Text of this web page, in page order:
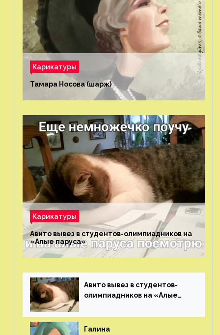
Карикатуры
Тамара Носова (шарж)⁠⁠
Карикатуры
Авито вывез в студентов-олимпиадников на
«Алые паруса»⁠⁠
Авито вывез в студентов-
олимпиадников на «Алые
Галина